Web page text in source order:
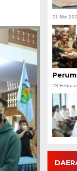
21 Mei
23